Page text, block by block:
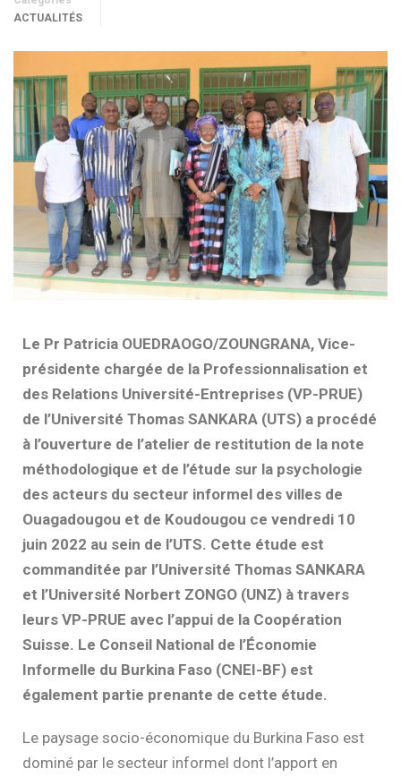
ACTUALITÉS
Le Pr Patricia OUEDRAOGO/ZOUNGRANA, Vice-
présidente chargée de la Professionnalisation et
des Relations Université-Entreprises (VP-PRUE)
de l’Université Thomas SANKARA (UTS) a procédé
à l’ouverture de l’atelier de restitution de la note
méthodologique et de l’étude sur la psychologie
des acteurs du secteur informel des villes de
Ouagadougou et de Koudougou ce vendredi 10
juin 2022 au sein de l’UTS. Cette étude est
commanditée par l’Université Thomas SANKARA
et l’Université Norbert ZONGO (UNZ) à travers
leurs VP-PRUE avec l’appui de la Coopération
Suisse. Le Conseil National de l’Économie
Informelle du Burkina Faso (CNEI-BF) est
également partie prenante de cette étude.
Le paysage socio-économique du Burkina Faso est
dominé par le secteur informel dont l’apport en